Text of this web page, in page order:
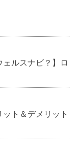
ェルスナビ？】ロ
ト＆デメリット